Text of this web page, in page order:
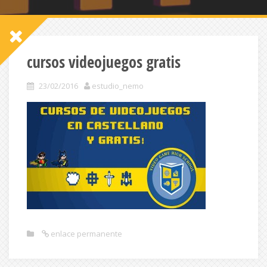
cursos videojuegos gratis
23/02/2016 estudio_nemo
enlace permanente